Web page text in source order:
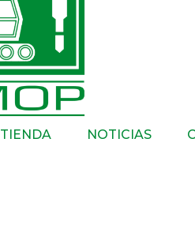
TIENDA NOTICIAS